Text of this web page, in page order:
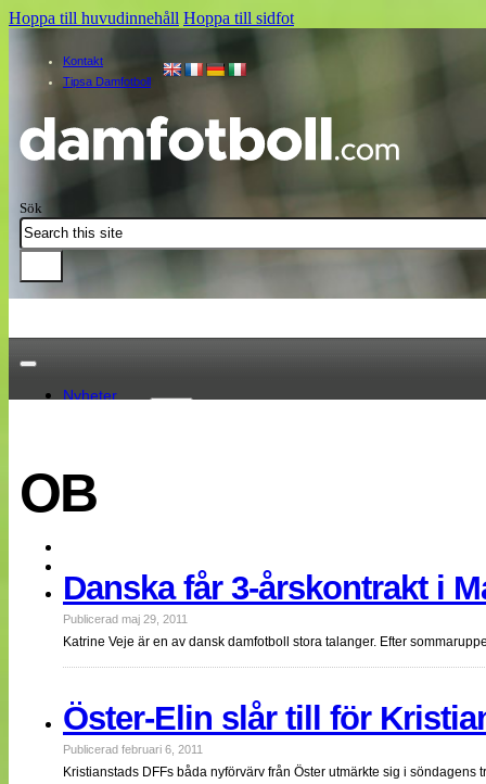
Hoppa till huvudinnehåll Hoppa till sidfot
Kontakt
Tipsa Damfotboll
Sök
Nyheter
Bloggar
Lagen
Webb-TV
Cuper
Split vision
Om oss
Annonsera
OB
Danska får 3-årskontrakt i
Publicerad maj 29, 2011
Katrine Veje är en av dansk damfotboll stora talanger. Efter
Öster-Elin slår till för
Publicerad februari 6, 2011
Kristianstads DFFs båda nyförvärv från Öster utmärkte sig i